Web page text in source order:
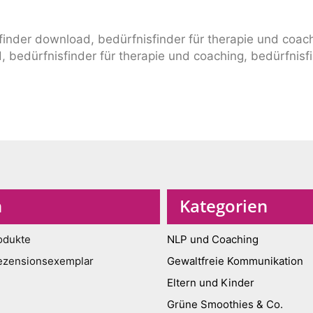
Kategorien
NLP und Coaching
Gewaltfreie Kommunikation
Eltern und Kinder
Grüne Smoothies & Co.